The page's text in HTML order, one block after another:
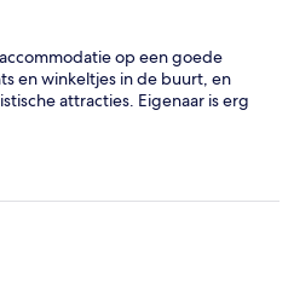
op een goede
en winkeltjes in de buurt, en
attracties. Eigenaar is erg